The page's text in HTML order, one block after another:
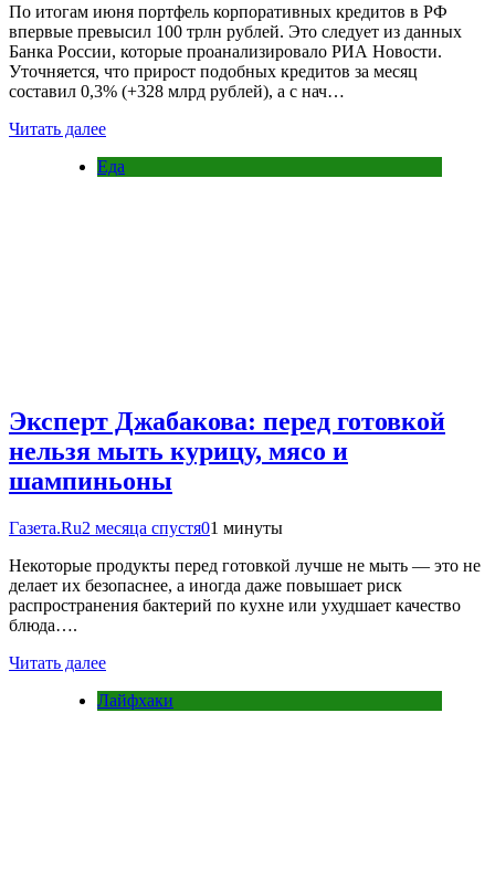
По итогам июня портфель корпоративных кредитов в РФ
впервые превысил 100 трлн рублей. Это следует из данных
Банка России, которые проанализировало РИА Новости.
Уточняется, что прирост подобных кредитов за месяц
составил 0,3% (+328 млрд рублей), а с нач…
Читать далее
Еда
Эксперт Джабакова: перед готовкой
нельзя мыть курицу, мясо и
шампиньоны
Газета.Ru2 месяца спустя01 минуты
Некоторые продукты перед готовкой лучше не мыть — это не
делает их безопаснее, а иногда даже повышает риск
распространения бактерий по кухне или ухудшает качество
блюда….
Читать далее
Лайфхаки